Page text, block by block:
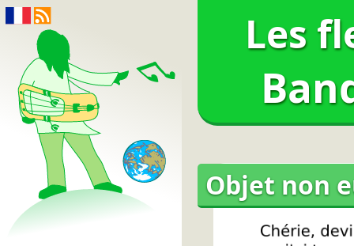
Les fleurs du normal
Les
Objet non